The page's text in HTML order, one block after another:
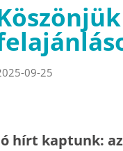
09-25
hírt kaptunk: